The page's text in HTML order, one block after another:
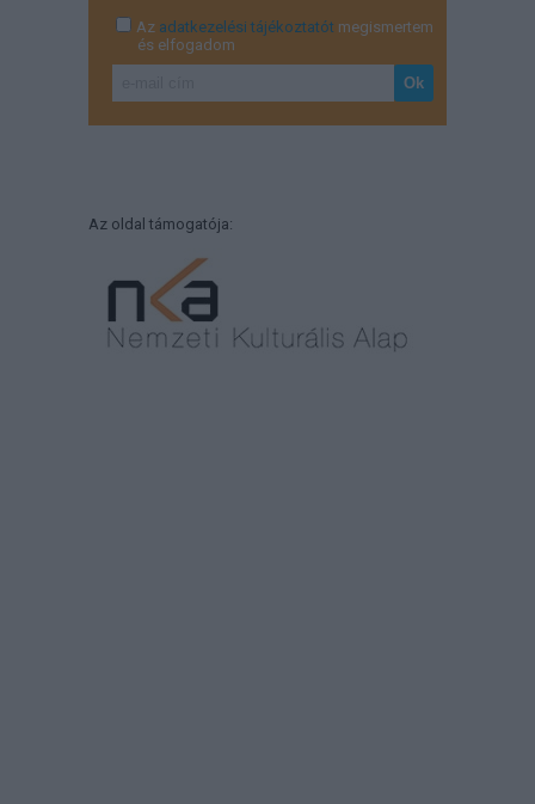
Az adatkezelési tájékoztatót megismertem
és elfogadom
Az oldal támogatója: